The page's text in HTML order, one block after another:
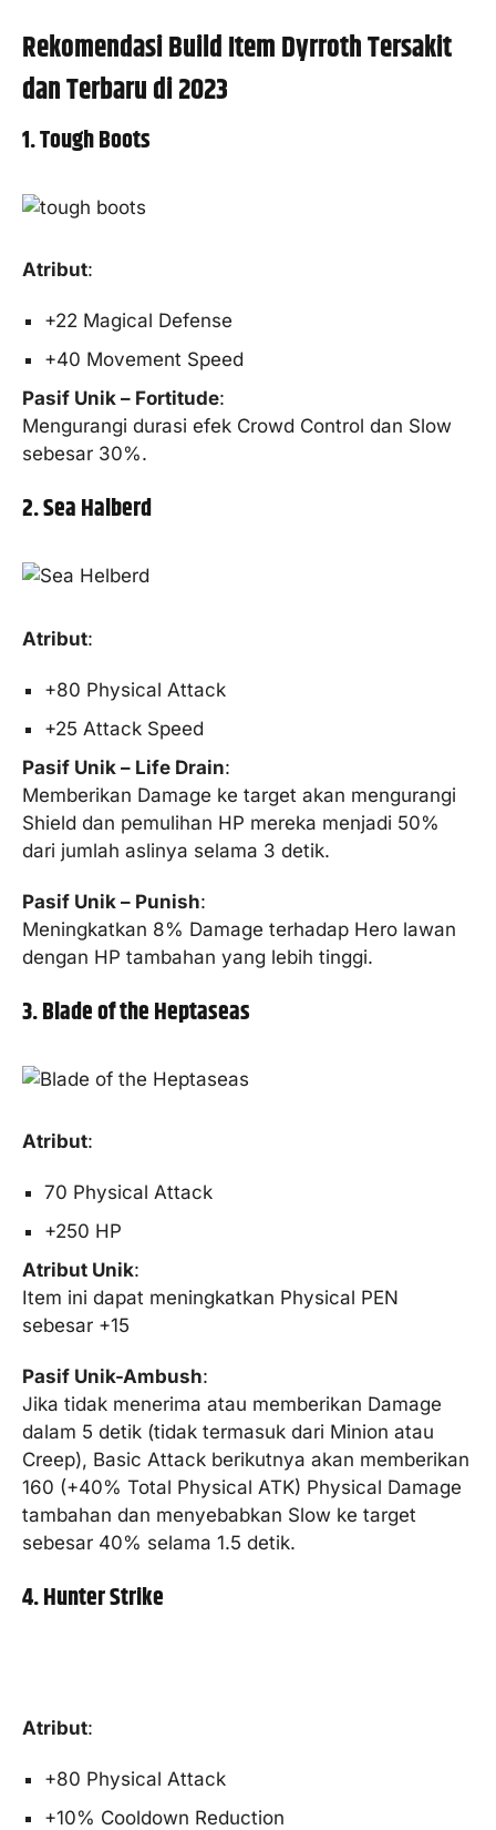
Rekomendasi Build Item Dyrroth Tersakit
dan Terbaru di 2023
1. Tough Boots
Atribut:
+22 Magical Defense
+40 Movement Speed
Pasif Unik – Fortitude:
Mengurangi durasi efek Crowd Control dan Slow
sebesar 30%.
2. Sea Halberd
Atribut:
+80 Physical Attack
+25 Attack Speed
Pasif Unik – Life Drain:
Memberikan Damage ke target akan mengurangi
Shield dan pemulihan HP mereka menjadi 50%
dari jumlah aslinya selama 3 detik.
Pasif Unik – Punish:
Meningkatkan 8% Damage terhadap Hero lawan
dengan HP tambahan yang lebih tinggi.
3. Blade of the Heptaseas
Atribut:
70 Physical Attack
+250 HP
Atribut Unik:
Item ini dapat meningkatkan Physical PEN
sebesar +15
Pasif Unik-Ambush:
Jika tidak menerima atau memberikan Damage
dalam 5 detik (tidak termasuk dari Minion atau
Creep), Basic Attack berikutnya akan memberikan
160 (+40% Total Physical ATK) Physical Damage
tambahan dan menyebabkan Slow ke target
sebesar 40% selama 1.5 detik.
4. Hunter Strike
Atribut:
+80 Physical Attack
+10% Cooldown Reduction